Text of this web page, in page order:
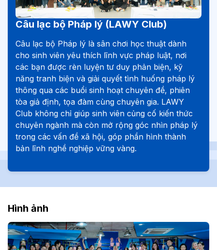
Câu lạc bộ Pháp lý (LAWY Club)
Câu lạc bộ Pháp lý là sân chơi học thuật dành
cho sinh viên yêu thích lĩnh vực pháp luật, nơi
các bạn được rèn luyện tư duy phản biện, kỹ
năng tranh biện và giải quyết tình huống pháp lý
thông qua các buổi sinh hoạt chuyên đề, phiên
tòa giả định, tọa đàm cùng chuyên gia. LAWY
Club không chỉ giúp sinh viên củng cố kiến thức
chuyên ngành mà còn mở rộng góc nhìn pháp lý
trong các vấn đề xã hội, góp phần hình thành
bản lĩnh nghề nghiệp vững vàng.
Hình ảnh